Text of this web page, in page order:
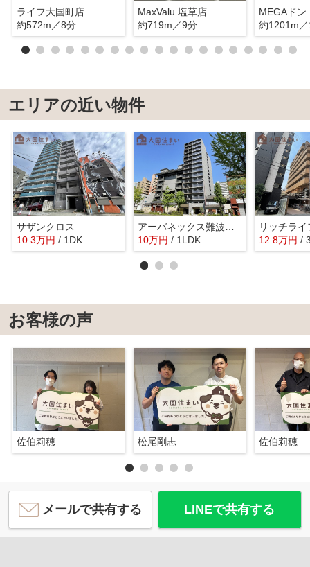
ライフ大国町店
約572m／8分
MaxValu 塩草店
約719m／9分
約1201m
エリアの近い物件
サザンクロス
10.3万円 / 1DK
10万円 / 1LDK
リッチラ
12.8万円 /
お客様の声
佐伯莉穂 松尾剛志 佐伯莉穂
メールで共有する LINEで共有する